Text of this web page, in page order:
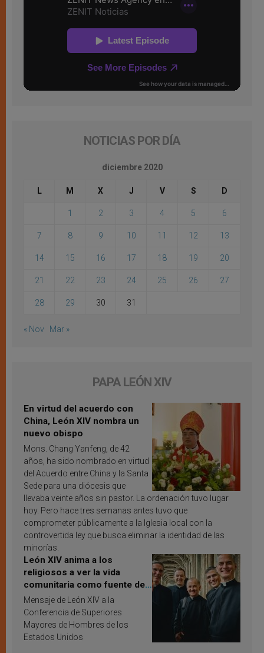
NOTICIAS POR DÍA
diciembre 2020
L M X J V S D
1 2 3 4 5 6
7 8 9 10 11 12 13
14 15 16 17 18 19 20
21 22 23 24 25 26 27
28 29 30 31
« Nov Mar »
PAPA LEÓN XIV
En virtud del acuerdo con
China, León XIV nombra un
nuevo obispo
Mons. Chang Yanfeng, de 42
años, ha sido nombrado en virtud
del Acuerdo entre China y la Santa
Sede para una diócesis que
llevaba veinte años sin pastor. La ordenación tuvo lugar
hoy. Pero hace tres semanas antes tuvo que
comprometer públicamente a la Iglesia local con la
controvertida ley que busca eliminar la identidad de las
minorías.
León XIV anima a los
religiosos a ver la vida
comunitaria como fuente de
inspiración y santificación
Mensaje de León XIV a la
Conferencia de Superiores
Mayores de Hombres de los
Estados Unidos